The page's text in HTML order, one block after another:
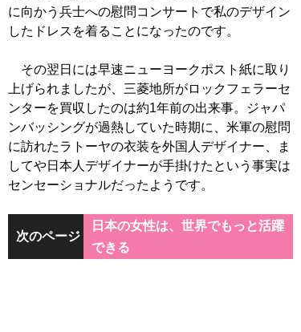
に向かう兵士への慰問コンサートで私のデザイン
したドレスを着ることになったのです。
その翌日には早速ニューヨークポスト紙に取り
上げられましたが、三菱地所がロックフェラーセ
ンターを買収したのは約1年前の出来事。ジャパ
ンバッシングが過熱していた時期に、米軍の慰問
に訪れたラトーヤの衣装を外国人デザイナー、ま
してや日本人デザイナーが手掛けたという事実は
センセーショナルだったようです。
次のページ
日本の女性は、世界でもっと活躍
できる